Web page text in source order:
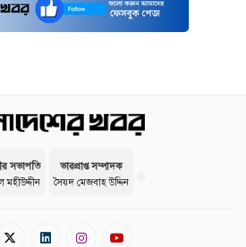
সভাপতি
মহীউদ্দীন
ভারপ্রাপ্ত সম্পাদক
সৈয়দ মেজবাহ উদ্দিন